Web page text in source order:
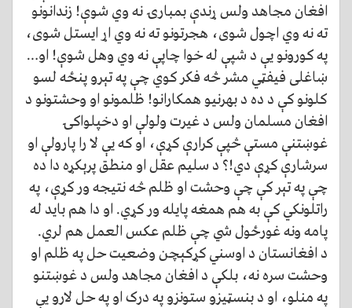
افغان مجاهد ولس ړندې بمبارۍ نه وي شوې! زندانونو
ته نه وي اچول شوی، هجرتونو ته نه وي اړ ایستل شوی،
په کورونو یې د شپې له خوا چاپې نه وي وهل شوې! او…
ښاغلی فیفټي مشر څه فکر کوي چې په تېرو پنځه لسو
کلونو کې د ده د بهرنیو همکارانو! ظلمونو او وحشتونو د
افغان مسلمان ولس د غیرت ولولې او دخپلواکۍ
غوښتنې مستې څپې کرارې کړې، او که یې لا را پارولې او
سرشارې کړې دي!؟ د سلیم عقل او منطق پرېکړه دا ده
چې په تېر کې چې وحشت او ظلم څه نتیجه ور کړې، په
راتلونکي کې به هم همغه پایله ور کړي. او دا هم باید له
پامه ونه غورځول شي چې ظلم عکس العمل هم لري.
د افغانستان د اوسني کړکېچن وضعیت حل په ظلم او
وحشت سره نه، بلکې د افغان مجاهد ولس د غوښتنو
په منلو، او د بنسټيزو ستونزو په درک او په حل لارو یې